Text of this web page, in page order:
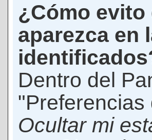
¿Cómo
aparezca en
Dentro del
Ocultar mi